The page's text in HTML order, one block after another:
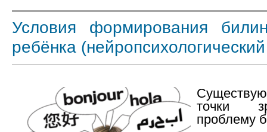
Условия формирования
ребёнка
точки
проблему